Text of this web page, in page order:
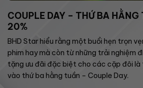
COUPLE DAY – THỨ BA HẰNG
20%
BHD Star hiểu rằng một buổi hẹn trọn
phim hay mà còn từ những trải nghiệm
tặng ưu đãi đặc biệt cho các cặp đôi
vào thứ ba hằng tuần – Couple Day.